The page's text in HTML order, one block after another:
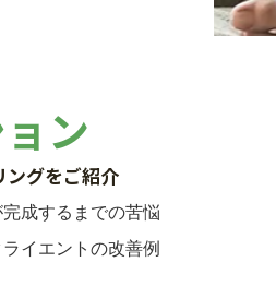
ン
グをご紹介
完成するまでの苦悩
イエントの改善例